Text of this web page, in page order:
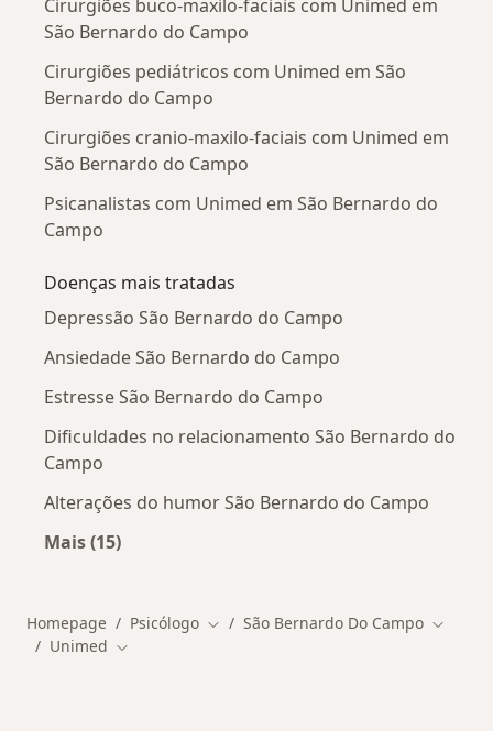
Cirurgiões buco-maxilo-faciais com Unimed em
São Bernardo do Campo
Cirurgiões pediátricos com Unimed em São
Bernardo do Campo
Cirurgiões cranio-maxilo-faciais com Unimed em
São Bernardo do Campo
Psicanalistas com Unimed em São Bernardo do
Campo
Doenças mais tratadas
Depressão São Bernardo do Campo
Ansiedade São Bernardo do Campo
Estresse São Bernardo do Campo
Dificuldades no relacionamento São Bernardo do
Campo
Alterações do humor São Bernardo do Campo
Mais (15)
Homepage Psicólogo Mudar de cidade
São Bernardo Do Campo Mudar
Unimed Mudar de cidade